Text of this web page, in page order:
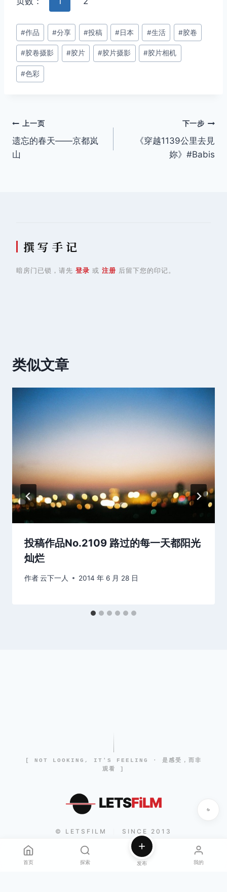
文
章
标
签：
#作品 #分享 #投稿 #日本 #生活 #胶卷
#胶卷摄影 #胶片 #胶片摄影 #胶片相机
#色彩
文
章
上一页
遗忘的春天——京都岚
山
下一步
《穿越1139公里去見
妳》#Babis
撰 写 手 记
暗房门已锁，请先 登录 或 注册 后留下您的印记。
类似文章
投稿作品No.2109 路过的每一天都阳光
灿烂
作者云下一人 2014 年 6 月 28 日
[ NOT LOOKING, IT'S FEELING · 是感受，而非
观看 ]
LETSFiLM
© LETSFILM SINCE 2013
首页 探索 发布 我的